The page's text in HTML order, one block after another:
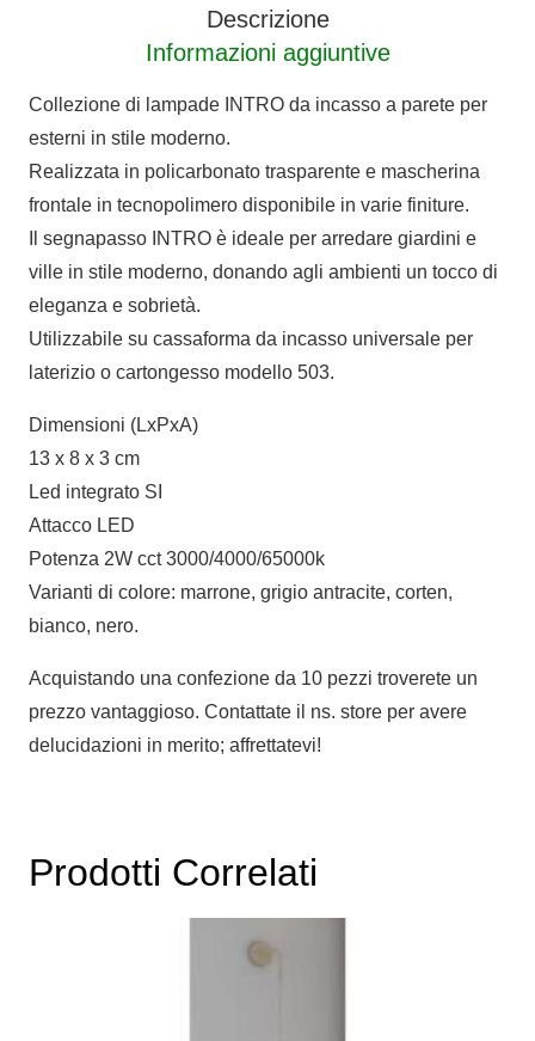
Descrizione
Informazioni aggiuntive
Collezione di lampade INTRO da incasso a parete per
esterni in stile moderno.
Realizzata in policarbonato trasparente e mascherina
frontale in tecnopolimero disponibile in varie finiture.
Il segnapasso INTRO è ideale per arredare giardini e
ville in stile moderno, donando agli ambienti un tocco di
eleganza e sobrietà.
Utilizzabile su cassaforma da incasso universale per
laterizio o cartongesso modello 503.
Dimensioni (LxPxA)
13 x 8 x 3 cm
Led integrato SI
Attacco LED
Potenza 2W cct 3000/4000/65000k
Varianti di colore: marrone, grigio antracite, corten,
bianco, nero.
Acquistando una confezione da 10 pezzi troverete un
prezzo vantaggioso. Contattate il ns. store per avere
delucidazioni in merito; affrettatevi!
Prodotti Correlati